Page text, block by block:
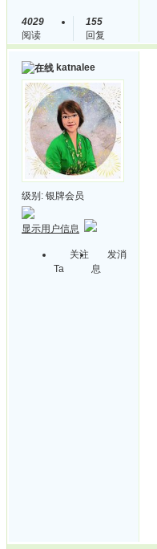
4029
阅读
155
回复
katnalee
级别: 银牌会员
显示用户信息
关注
Ta
发消
息